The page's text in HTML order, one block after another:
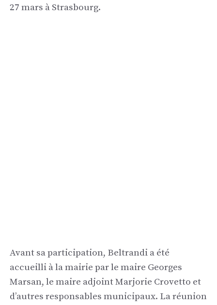
27 mars à Strasbourg.
Avant sa participation, Beltrandi a été
accueilli à la mairie par le maire Georges
Marsan, le maire adjoint Marjorie Crovetto et
d’autres responsables municipaux. La réunion